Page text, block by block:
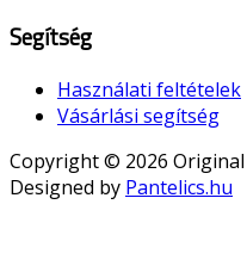
Segítség
Használati feltételek
Vásárlási segítség
Copyright © 2026 Original
Designed by Pantelics.hu